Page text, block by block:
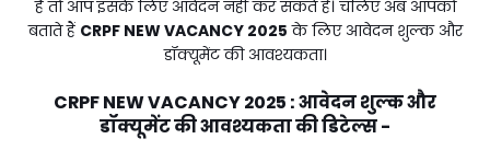
है तो आप इसके लिए आवेदन नहीं कर सकते हैं। चलिए अब आपको
बताते हैं CRPF NEW VACANCY 2025 के लिए आवेदन शुल्क और
डॉक्यूमेंट की आवश्यकता।
CRPF NEW VACANCY 2025 : आवेदन शुल्क और
डॉक्यूमेंट की आवश्यकता की डिटेल्स -